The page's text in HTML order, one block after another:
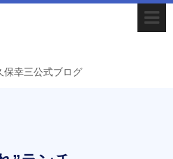
保幸三公式ブログ